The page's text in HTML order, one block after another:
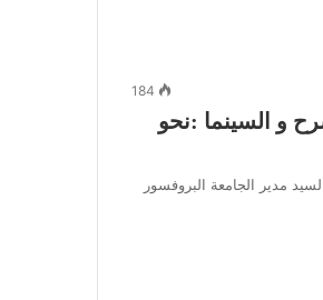
184
و السينما :نحو
مدير الجامعة البروفسور